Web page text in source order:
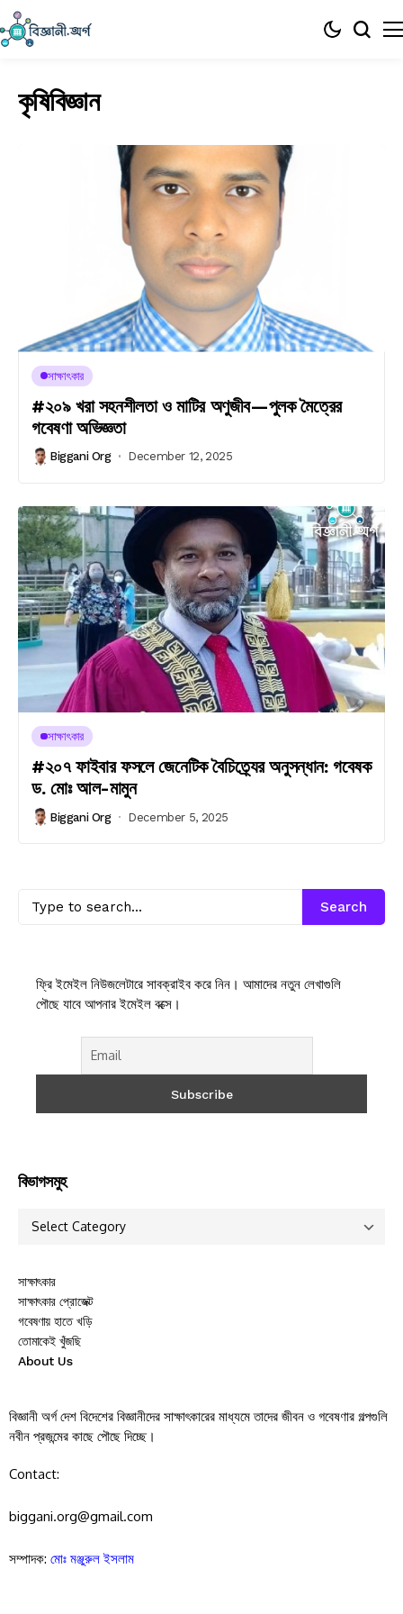
কৃষিবিজ্ঞান
সাক্ষাৎকার
#২০৯ খরা সহনশীলতা ও মাটির অণুজীব—পুলক মৈত্রের
গবেষণা অভিজ্ঞতা
Biggani Org December 12, 2025
সাক্ষাৎকার
#২০৭ ফাইবার ফসলে জেনেটিক বৈচিত্র্যের অনুসন্ধান: গবেষক
ড. মোঃ আল-মামুন
Biggani Org December 5, 2025
Search
ফ্রি ইমেইল নিউজলেটারে সাবক্রাইব করে নিন। আমাদের নতুন লেখাগুলি
পৌছে যাবে আপনার ইমেইল বক্সে।
বিভাগসমুহ
সাক্ষাৎকার
সাক্ষাৎকার প্রোজেক্ট
গবেষণায় হাতে খড়ি
তোমাকেই খুঁজছি
About Us
বিজ্ঞানী অর্গ দেশ বিদেশের বিজ্ঞানীদের সাক্ষাৎকারের মাধ্যমে তাদের জীবন ও গবেষণার গল্পগুলি
নবীন প্রজন্মের কাছে পৌছে দিচ্ছে।
Contact:
biggani.org@gmail.com
সম্পাদক: মোঃ মঞ্জুরুল ইসলাম